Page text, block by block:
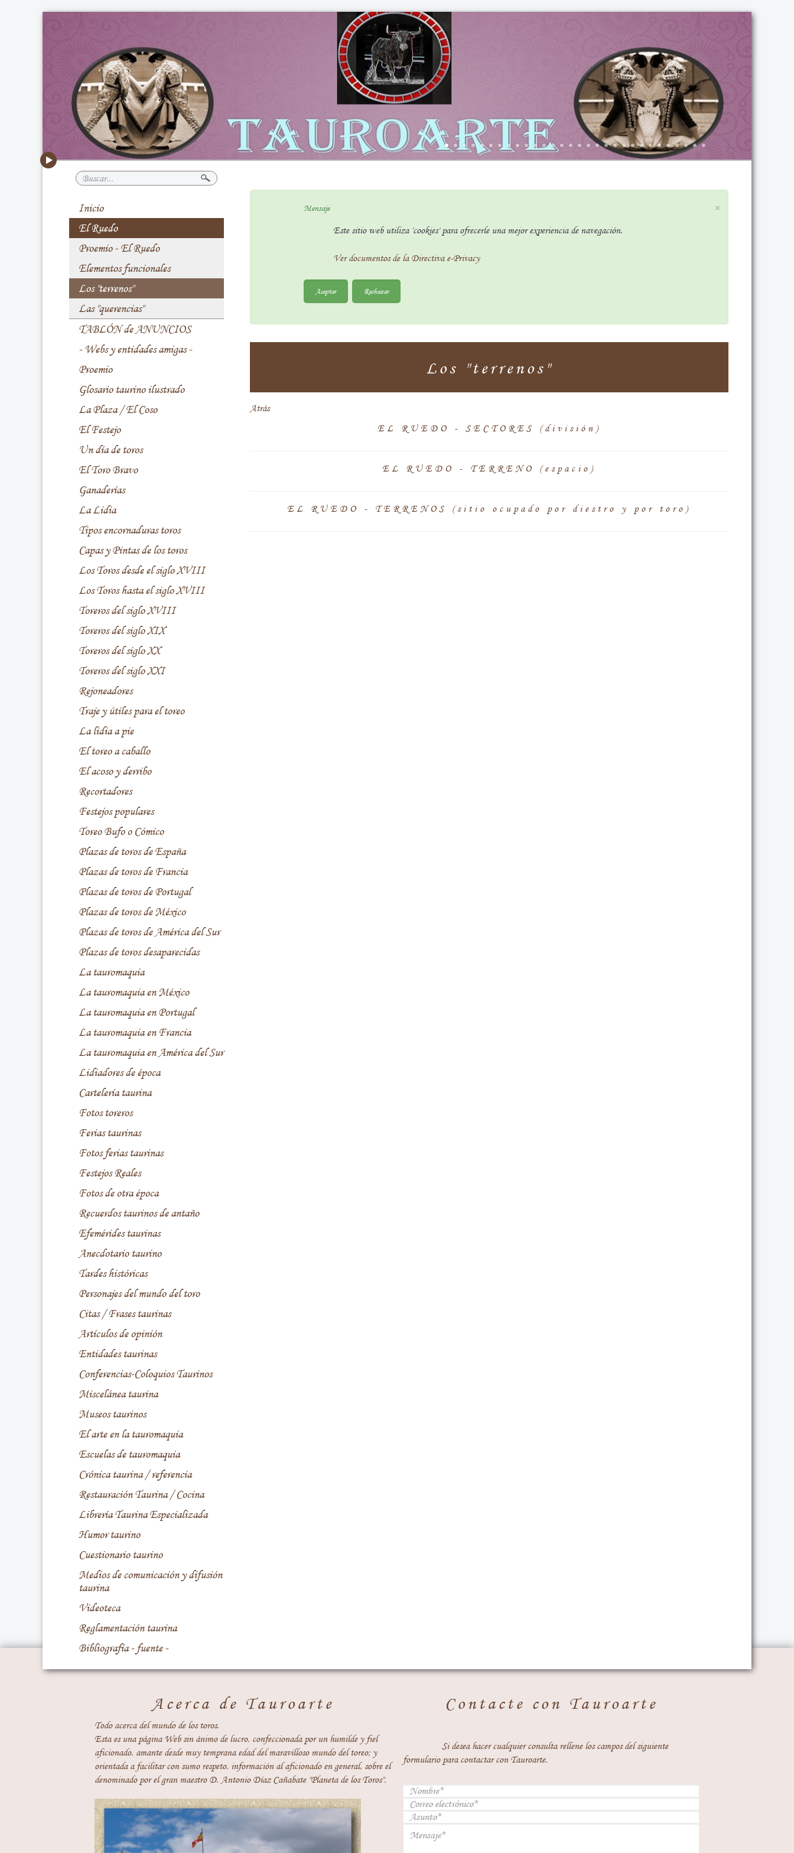
Buscar...
Inicio
El Ruedo
Proemio - El Ruedo
Elementos funcionales
Los "terrenos"
Las "querencias"
TABLÓN de ANUNCIOS
- Webs y entidades amigas -
Proemio
Glosario taurino ilustrado
La Plaza / El Coso
El Festejo
Un día de toros
El Toro Bravo
Ganaderías
La Lidia
Tipos encornaduras toros
Capas y Pintas de los toros
Los Toros desde el siglo XVIII
Los Toros hasta el siglo XVIII
Toreros del siglo XVIII
Toreros del siglo XIX
Toreros del siglo XX
Toreros del siglo XXI
Rejoneadores
Traje y útiles para el toreo
La lidia a pie
El toreo a caballo
El acoso y derribo
Recortadores
Festejos populares
Toreo Bufo o Cómico
Plazas de toros de España
Plazas de toros de Francia
Plazas de toros de Portugal
Plazas de toros de México
Plazas de toros de América del Sur
Plazas de toros desaparecidas
La tauromaquia
La tauromaquia en México
La tauromaquia en Portugal
La tauromaquia en Francia
La tauromaquia en América del Sur
Lidiadores de época
Cartelería taurina
Fotos toreros
Ferias taurinas
Fotos ferias taurinas
Festejos Reales
Fotos de otra época
Recuerdos taurinos de antaño
Efemérides taurinas
Anecdotario taurino
Tardes históricas
Personajes del mundo del toro
Citas / Frases taurinas
Artículos de opinión
Entidades taurinas
Conferencias-Coloquios Taurinos
Miscelánea taurina
Museos taurinos
El arte en la tauromaquia
Escuelas de tauromaquia
Crónica taurina / referencia
Restauración Taurina / Cocina
Librería Taurina Especializada
Humor taurino
Cuestionario taurino
Medios de comunicación y difusión
taurina
Videoteca
Reglamentación taurina
Bibliografía - fuente -
×
Mensaje
Este sitio web utiliza 'cookies' para ofrecerle una mejor experiencia de navegación.
Ver documentos de la Directiva e-Privacy
Aceptar Rechazar
Los "terrenos"
Atrás
EL RUEDO - SECTORES (división)
EL RUEDO - TERRENO (espacio)
EL RUEDO - TERRENOS (sitio ocupado por diestro y por toro)
Acerca de Tauroarte
Todo acerca del mundo de los toros.
Esta es una página Web sin ánimo de lucro, confeccionada por un humilde y fiel
aficionado, amante desde muy temprana edad del maravilloso mundo del toreo; y
orientada a facilitar con sumo respeto, información al aficionado en general, sobre el
denominado por el gran maestro D. Antonio Díaz Cañabate "Planeta de los Toros".
Contacte con Tauroarte
Si desea hacer cualquier consulta rellene los campos del siguiente
formulario para contactar con Tauroarte.